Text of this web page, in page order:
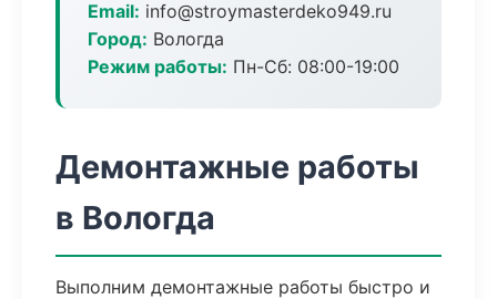
Email: info@stroymasterdeko949.ru
Город: Вологда
Режим работы: Пн-Сб: 08:00-19:00
Демонтажные работы
в Вологда
Выполним демонтажные работы быстро и